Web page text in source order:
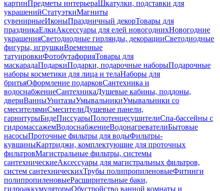
картинПредметы интерьераШкатулки, подставки для
украшенийСтатуэткиМагниты
сувенирныеИконыПраздничный декорТовары для
праздникаЕлкиАксессуары для елей новогоднихНовогодние
украшенияСветодиодные гирлянды, декорацииСветодиодные
фигуры, игрушкиВременные
татуировкиФотобутафорияТовары для
маскарадаПодаркиПодарки, подарочные наборыПодарочные
наборы косметики для лица и телаНаборы для
бритьяОформление подарковСантехника и
водоснабжениеСантехникаДушевые кабины, поддоны,
двериВанныУнитазыУмывальникиУмывальники со
смесителямиСмесителиДушевые панели,
гарнитурыБидеПиссуарыПолотенцесушителиСпа-бассейны с
гидромассажемВодоснабжениеВодонагревателиБытовые
насосыПроточные фильтры для водыФильтры-
кувшиныКартриджи, комплектующие для проточных
фильтровМагистральные фильтры, системы
сантехническиеАксессуары для магистральных фильтров,
систем сантехническихТрубы полипропиленовыеФитинги
полипропиленовыеРасширительные баки,
гидроаккумуляторыОбустройство ванной комнаты и